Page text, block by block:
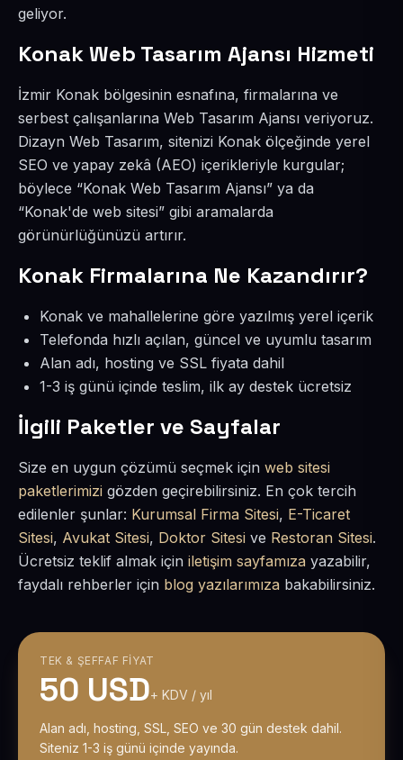
geliyor.
Konak Web Tasarım Ajansı Hizmeti
İzmir Konak bölgesinin esnafına, firmalarına ve
serbest çalışanlarına Web Tasarım Ajansı veriyoruz.
Dizayn Web Tasarım, sitenizi Konak ölçeğinde yerel
SEO ve yapay zekâ (AEO) içerikleriyle kurgular;
böylece “Konak Web Tasarım Ajansı” ya da
“Konak'de web sitesi” gibi aramalarda
görünürlüğünüzü artırır.
Konak Firmalarına Ne Kazandırır?
Konak ve mahallelerine göre yazılmış yerel içerik
Telefonda hızlı açılan, güncel ve uyumlu tasarım
Alan adı, hosting ve SSL fiyata dahil
1-3 iş günü içinde teslim, ilk ay destek ücretsiz
İlgili Paketler ve Sayfalar
Size en uygun çözümü seçmek için web sitesi
paketlerimizi gözden geçirebilirsiniz. En çok tercih
edilenler şunlar: Kurumsal Firma Sitesi, E-Ticaret
Sitesi, Avukat Sitesi, Doktor Sitesi ve Restoran Sitesi.
Ücretsiz teklif almak için iletişim sayfamıza yazabilir,
faydalı rehberler için blog yazılarımıza bakabilirsiniz.
TEK & ŞEFFAF FIYAT
50 USD+ KDV / yıl
Alan adı, hosting, SSL, SEO ve 30 gün destek dahil.
Siteniz 1-3 iş günü içinde yayında.